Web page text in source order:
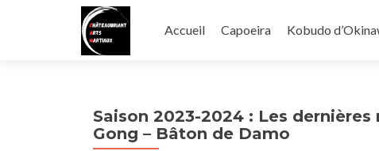
au
Accueil Capoeira Kobudo
Saison 2023-2024 : Les
Gong – Bâton de Damo